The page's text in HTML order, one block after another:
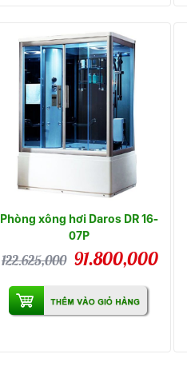
Phòng xông hơi Daros DR 16-
07P
122.625,000 91.800,000